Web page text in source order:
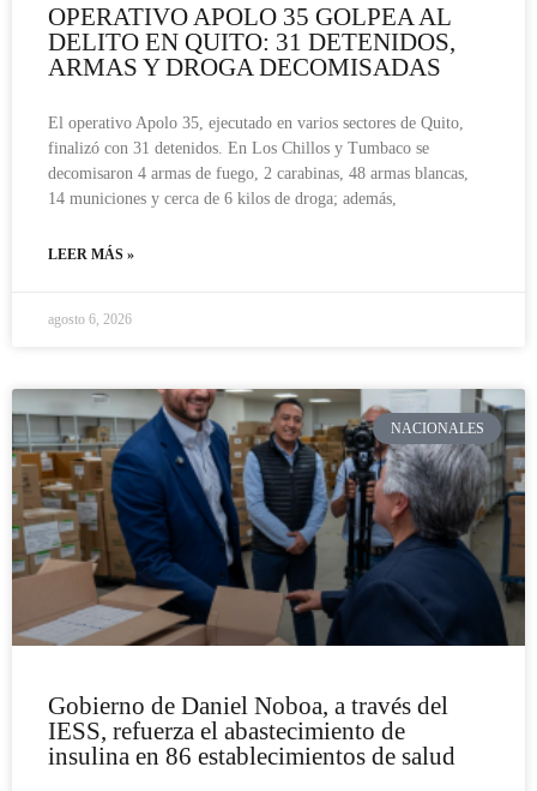
OPERATIVO APOLO 35 GOLPEA AL
DELITO EN QUITO: 31 DETENIDOS,
ARMAS Y DROGA DECOMISADAS
El operativo Apolo 35, ejecutado en varios sectores de Quito,
finalizó con 31 detenidos. En Los Chillos y Tumbaco se
decomisaron 4 armas de fuego, 2 carabinas, 48 armas blancas,
14 municiones y cerca de 6 kilos de droga; además,
LEER MÁS »
agosto 6, 2026
NACIONALES
Gobierno de Daniel Noboa, a través del
IESS, refuerza el abastecimiento de
insulina en 86 establecimientos de salud